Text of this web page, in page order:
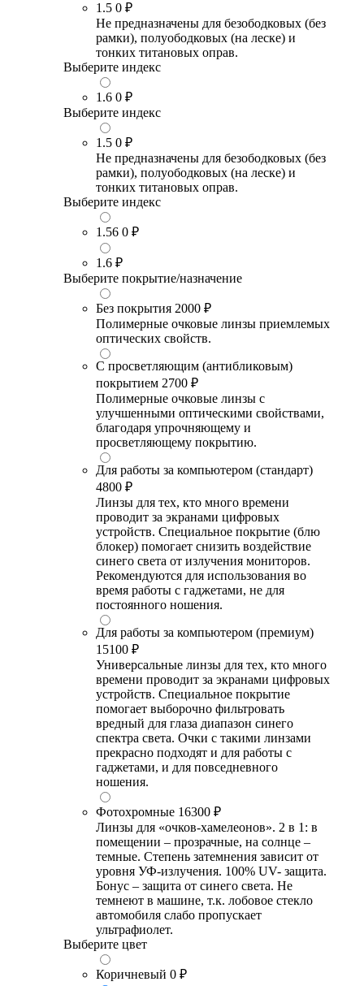
1.5 0 ₽
Не предназначены для безободковых (без
рамки), полуободковых (на леске) и
тонких титановых оправ.
Выберите индекс
1.6 0 ₽
Выберите индекс
1.5 0 ₽
Не предназначены для безободковых (без
рамки), полуободковых (на леске) и
тонких титановых оправ.
Выберите индекс
1.56 0 ₽
1.6 ₽
Выберите покрытие/назначение
Без покрытия 2000 ₽
Полимерные очковые линзы приемлемых
оптических свойств.
С просветляющим (антибликовым)
покрытием 2700 ₽
Полимерные очковые линзы с
улучшенными оптическими свойствами,
благодаря упрочняющему и
просветляющему покрытию.
Для работы за компьютером (стандарт)
4800 ₽
Линзы для тех, кто много времени
проводит за экранами цифровых
устройств. Специальное покрытие (блю
блокер) помогает снизить воздействие
синего света от излучения мониторов.
Рекомендуются для использования во
время работы с гаджетами, не для
постоянного ношения.
Для работы за компьютером (премиум)
15100 ₽
Универсальные линзы для тех, кто много
времени проводит за экранами цифровых
устройств. Специальное покрытие
помогает выборочно фильтровать
вредный для глаза диапазон синего
спектра света. Очки с такими линзами
прекрасно подходят и для работы с
гаджетами, и для повседневного
ношения.
Фотохромные 16300 ₽
Линзы для «очков-хамелеонов». 2 в 1: в
помещении – прозрачные, на солнце –
темные. Степень затемнения зависит от
уровня УФ-излучения. 100% UV- защита.
Бонус – защита от синего света. Не
темнеют в машине, т.к. лобовое стекло
автомобиля слабо пропускает
ультрафиолет.
Выберите цвет
Коричневый 0 ₽